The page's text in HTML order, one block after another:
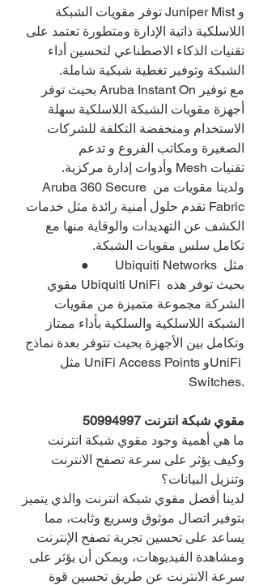
و Juniper Mist توفر مقويات الشبكة
اللاسلكية ذاتية الإدارة ومتطورة تعتمد على
تقنيات الذكاء الاصطناعي لتحسين أداء
الشبكة وتوفير تغطية شبكية شاملة.
مع توفير Aruba Instant On بحيث توفر
أجهزة مقويات الشبكة اللاسلكية سهلة
الاستخدام ومنخفضة التكلفة للشركات
الصغيرة ومكاتب الفروع و تدعم
تقنيات Mesh وأدوات إدارة مركزية.
ولدينا مقويات من Aruba 360 Secure
Fabric تقدم حلول أمنية رائدة مثل خدمات
الكشف عن التهديدات والوقاية منها مع
تكامل سلس مقويات الشبكة.
●        Ubiquiti Networks مثل
مقوي Ubiquiti UniFi بحيث توفر هذه
الشركة مجموعة متميزة من مقويات
الشبكة اللاسلكية والسلكية بأداء ممتاز
وتكامل بين الأجهزة بحيث تتوفر بعدة نماذج
مثل UniFi Access Points وUniFi
Switches.
مقوي شبكة انترنت 50994997
ما هي أهمية وجود مقوي شبكة انترنت
وكيف يؤثر على سرعة تصفح الانترنت
وتنزيل البيانات؟
لدينا أفضل مقوي شبكة انترنت والذي يتميز
بتوفير اتصال موثوق وسريع وثابت، مما
يساعد على تحسين تجربة تصفح الإنترنت
ومشاهدة الفيديوهات، ويمكن أن يؤثر على
سرعة الانترنت عن طريق تحسين قوة